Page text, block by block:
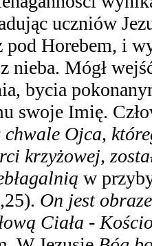
uczniów
Horebem, i
z nieba. Mógł
bycia
swoje Imię.
chwale Ojca,
krzyżowej,
w
On jest
Ciała -